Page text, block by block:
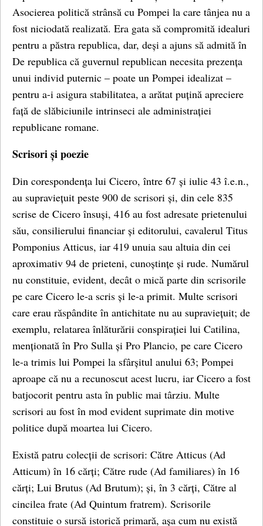
Asocierea politică strânsă cu Pompei la care tânjea nu a
fost niciodată realizată. Era gata să compromită idealuri
pentru a păstra republica, dar, deși a ajuns să admită în
De republica că guvernul republican necesita prezența
unui individ puternic – poate un Pompei idealizat –
pentru a-i asigura stabilitatea, a arătat puțină apreciere
față de slăbiciunile intrinseci ale administrației
republicane romane.
Scrisori și poezie
Din corespondența lui Cicero, între 67 și iulie 43 î.e.n.,
au supraviețuit peste 900 de scrisori și, din cele 835
scrise de Cicero însuși, 416 au fost adresate prietenului
său, consilierului financiar și editorului, cavalerul Titus
Pomponius Atticus, iar 419 unuia sau altuia din cei
aproximativ 94 de prieteni, cunoștințe și rude. Numărul
nu constituie, evident, decât o mică parte din scrisorile
pe care Cicero le-a scris și le-a primit. Multe scrisori
care erau răspândite în antichitate nu au supraviețuit; de
exemplu, relatarea înlăturării conspirației lui Catilina,
menționată în Pro Sulla și Pro Plancio, pe care Cicero
le-a trimis lui Pompei la sfârșitul anului 63; Pompei
aproape că nu a recunoscut acest lucru, iar Cicero a fost
batjocorit pentru asta în public mai târziu. Multe
scrisori au fost în mod evident suprimate din motive
politice după moartea lui Cicero.
Există patru colecții de scrisori: Către Atticus (Ad
Atticum) în 16 cărți; Către rude (Ad familiares) în 16
cărți; Lui Brutus (Ad Brutum); și, în 3 cărți, Către al
cincilea frate (Ad Quintum fratrem). Scrisorile
constituie o sursă istorică primară, așa cum nu există